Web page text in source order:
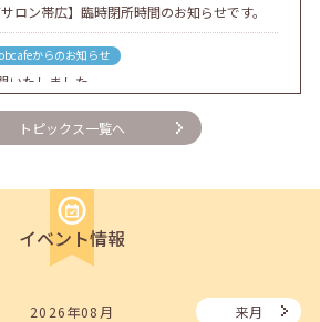
ロン帯広】臨時閉所時間のお知らせです。
からのお知らせ
たしました。
企業向け
を巻き込む！人事のための『越境人材育
jobcafeからのお知らせ
いたしました。
職決定報告フォーム復旧いたしました。
トピックス一覧へ
イベント情報
2026年08月 来月